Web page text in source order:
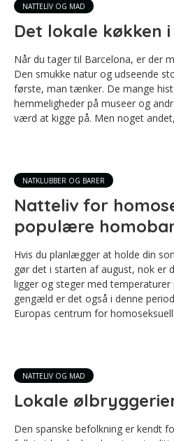
NATTELIV OG MAD
Det lokale køkken
Når du tager til Barcelona, er der
Den smukke natur og udseende
første, man tænker. De mange
hemmeligheder på museer og
værd at kigge på. Men noget
NATKLUBBER OG BARER
Natteliv for
populære
Hvis du planlægger at holde din
gør det i starten af august, nok er
ligger og steger med temperaturer
gengæld er det også i denne
Europas centrum for
NATTELIV OG MAD
Lokale
Den spanske befolkning er kendt